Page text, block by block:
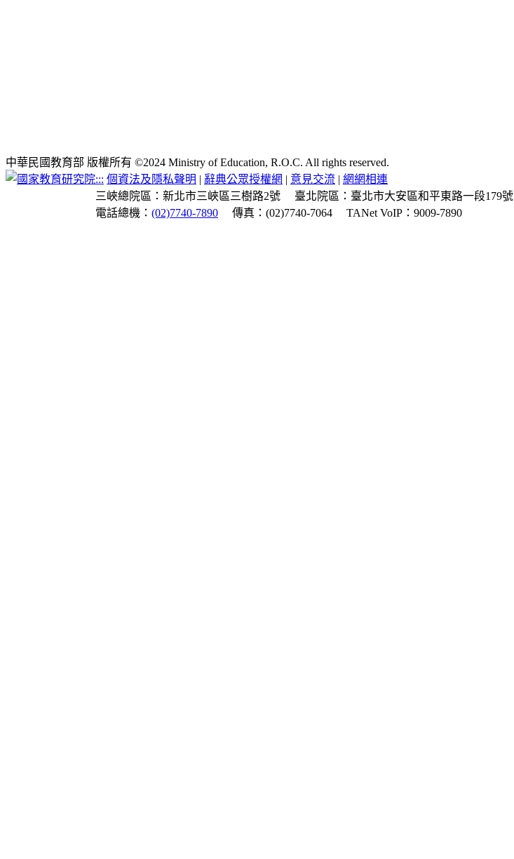
中華民國教育部 版權所有 ©2024 Ministry of Education, R.O.C. All rights reserved.
::: 個資法及隱私聲明 | 辭典公眾授權網 | 意見交流 | 網網相連
三峽總院區：新北市三峽區三樹路2號
臺北院區：臺北市大安區和平東路一段179號
電話總機： (02)7740-7890 傳真：(02)7740-7064 TANet VoIP：9009-7890